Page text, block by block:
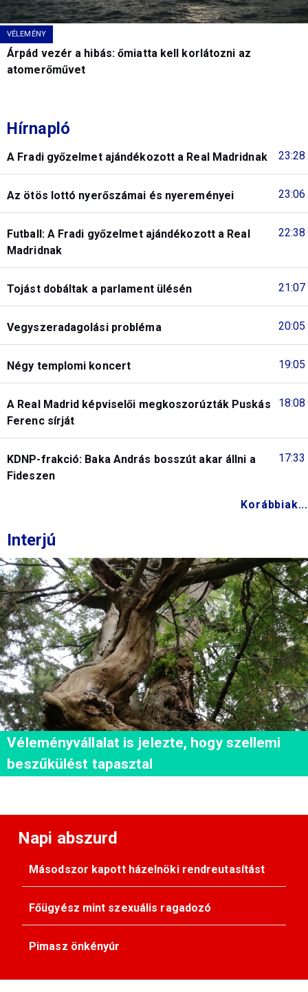
VÉLEMÉNY
Árpád vezér a hibás: őmiatta kell korlátozni az
atomerőművet
Hírnapló
23:28
A Fradi győzelmet ajándékozott a Real Madridnak
23:06
Az ötös lottó nyerőszámai és nyereményei
22:38
Futball: A Fradi győzelmet ajándékozott a Real
Madridnak
21:07
Tojást dobáltak a parlament ülésén
20:05
Vegyszeradagolási probléma
19:05
Négy templomi koncert
18:08
A Real Madrid képviselői megkoszorúzták Puskás
Ferenc sírját
17:33
KDNP-frakció: Baka András bosszút akar állni a
Fideszen
Korábbiak...
Interjú
Véleményvállalat is jelezte, hogy szellemi
beszűkülést tapasztal
Napi abszurd
Másodszor kapott házelnöki rendreutasítást
Főügyész mint szexuális ragadozó
Pimasz önkényúr